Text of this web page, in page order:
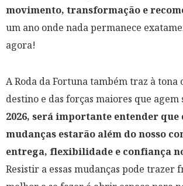
movimento, transformação e
um ano onde nada permanece
agora!
A Roda da Fortuna também traz à tona
destino e das forças maiores que agem
2026, será importante entender que
mudanças estarão além do nosso
entrega, flexibilidade e confiança
Resistir a essas mudanças pode trazer